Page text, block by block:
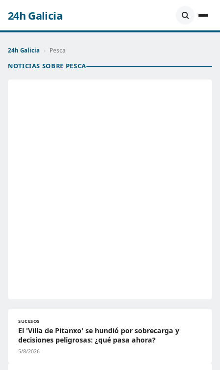
24h Galicia
24h Galicia › Pesca
NOTICIAS SOBRE PESCA
SUCESOS
El 'Villa de Pitanxo' se hundió por sobrecarga y
decisiones peligrosas: ¿qué pasa ahora?
5/8/2026